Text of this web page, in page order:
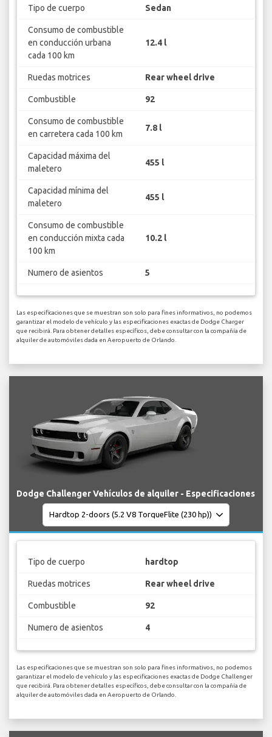
Tipo de cuerpo Sedan
Consumo de combustible
en conducción urbana
cada 100 km
12.4 l
Ruedas motrices Rear wheel drive
Combustible 92
Consumo de combustible
en carretera cada 100 km
7.8 l
Capacidad máxima del
maletero
455 l
Capacidad mínima del
maletero
455 l
Consumo de combustible
en conducción mixta cada
100 km
10.2 l
Numero de asientos 5
Las especificaciones que se muestran son solo para fines informativos, no podemos
garantizar el modelo de vehículo y las especificaciones exactas de Dodge Charger
que recibirá. Para obtener detalles específicos, debe consultar con la compañía de
alquiler de automóviles dada en Aeropuerto de Orlando.
Dodge Challenger Vehículos de alquiler - Especificaciones
Tipo de cuerpo hardtop
Ruedas motrices Rear wheel drive
Combustible 92
Numero de asientos 4
Las especificaciones que se muestran son solo para fines informativos, no podemos
garantizar el modelo de vehículo y las especificaciones exactas de Dodge Challenger
que recibirá. Para obtener detalles específicos, debe consultar con la compañía de
alquiler de automóviles dada en Aeropuerto de Orlando.